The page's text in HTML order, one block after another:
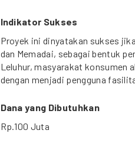
Indikator Sukses
Proyek ini dinyatakan sukses
dan Memadai, sebagai bentuk
Leluhur, masyarakat konsumen
dengan menjadi pengguna
Dana yang Dibutuhkan
Rp.100 Juta